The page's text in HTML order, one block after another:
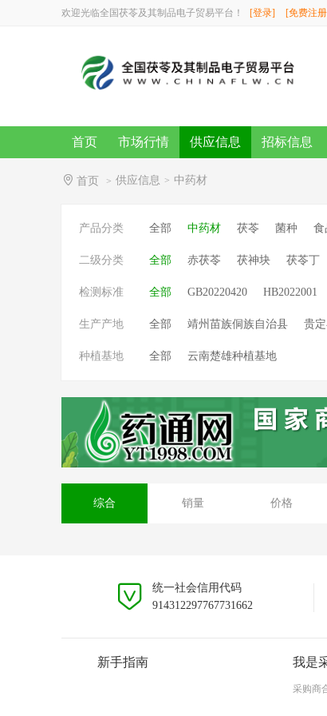
欢迎光临全国茯苓及其制品电子贸易平台！ [登录] [免费注
首页 市场行情 供应信息 招标信息
首页 > 供应信息 > 中药材
产品分类 全部 中药材 茯苓 菌种 食
二级分类 全部 赤茯苓 茯神块 茯苓丁
检测标准 全部 GB20220420 HB2022001
生产产地 全部 靖州苗族侗族自治县 贵
种植基地 全部 云南楚雄种植基地
综合 销量 价格
统一社会信用代码
914312297767731662
新手指南 我是
采购商